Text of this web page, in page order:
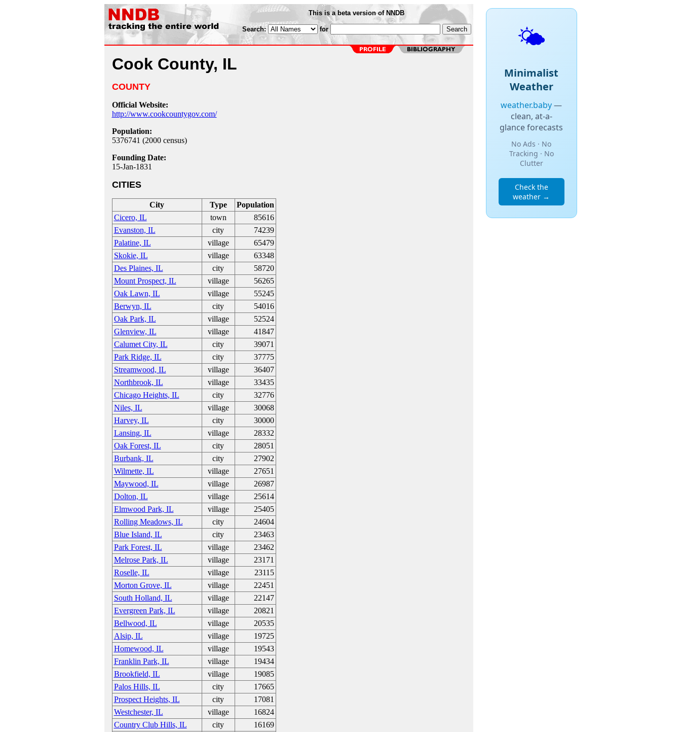
This is a beta version of NNDB
Search: for
Cook County, IL
COUNTY
Official Website:
http://www.cookcountygov.com/
Population:
5376741 (2000 census)
Founding Date:
15-Jan-1831
CITIES
City Type
Population
Cicero, IL
town
85616
Evanston, IL
city
74239
Palatine, IL
village
65479
Skokie, IL
village
63348
Des Plaines, IL
city
58720
Mount Prospect, IL
village
56265
Oak Lawn, IL
village
55245
Berwyn, IL
city
54016
Oak Park, IL
village
52524
Glenview, IL
village
41847
Calumet City, IL
city
39071
Park Ridge, IL
city
37775
Streamwood, IL
village
36407
Northbrook, IL
village
33435
Chicago Heights, IL
city
32776
Niles, IL
village
30068
Harvey, IL
city
30000
Lansing, IL
village
28332
Oak Forest, IL
city
28051
Burbank, IL
city
27902
Wilmette, IL
village
27651
Maywood, IL
village
26987
Dolton, IL
village
25614
Elmwood Park, IL
village
25405
Rolling Meadows, IL
city
24604
Blue Island, IL
city
23463
Park Forest, IL
village
23462
Melrose Park, IL
village
23171
Roselle, IL
village
23115
Morton Grove, IL
village
22451
South Holland, IL
village
22147
Evergreen Park, IL
village
20821
Bellwood, IL
village
20535
Alsip, IL
village
19725
Homewood, IL
village
19543
Franklin Park, IL
village
19434
Brookfield, IL
village
19085
Palos Hills, IL
city
17665
Prospect Heights, IL
city
17081
Westchester, IL
village
16824
Country Club Hills, IL
city
16169
🌤️
Minimalist
Weather
weather.baby—
clean, at-a-
glance forecasts
No Ads · No
Tracking · No
Clutter
Check the
weather →